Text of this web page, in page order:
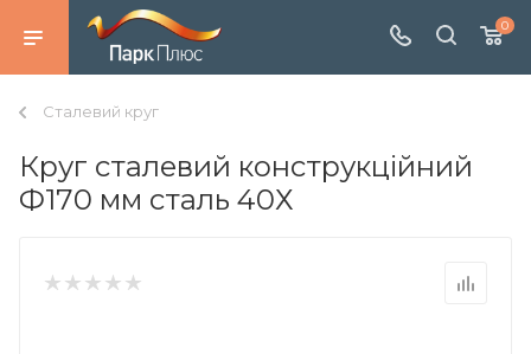
0
Сталевий круг
Круг сталевий конструкційний
Ф170 мм сталь 40Х